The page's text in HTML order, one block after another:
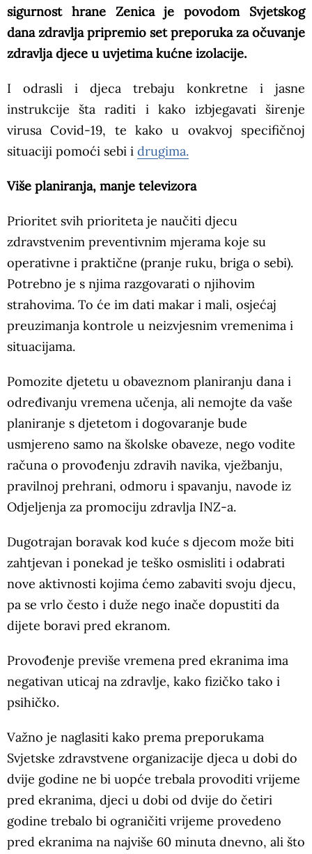
sigurnost hrane Zenica je povodom Svjetskog
dana zdravlja pripremio set preporuka za očuvanje
zdravlja djece u uvjetima kućne izolacije.
I odrasli i djeca trebaju konkretne i jasne
instrukcije šta raditi i kako izbjegavati širenje
virusa Covid-19, te kako u ovakvoj specifičnoj
situaciji pomoći sebi i drugima.
Više planiranja, manje televizora
Prioritet svih prioriteta je naučiti djecu
zdravstvenim preventivnim mjerama koje su
operativne i praktične (pranje ruku, briga o sebi).
Potrebno je s njima razgovarati o njihovim
strahovima. To će im dati makar i mali, osjećaj
preuzimanja kontrole u neizvjesnim vremenima i
situacijama.
Pomozite djetetu u obaveznom planiranju dana i
određivanju vremena učenja, ali nemojte da vaše
planiranje s djetetom i dogovaranje bude
usmjereno samo na školske obaveze, nego vodite
računa o provođenju zdravih navika, vježbanju,
pravilnoj prehrani, odmoru i spavanju, navode iz
Odjeljenja za promociju zdravlja INZ-a.
Dugotrajan boravak kod kuće s djecom može biti
zahtjevan i ponekad je teško osmisliti i odabrati
nove aktivnosti kojima ćemo zabaviti svoju djecu,
pa se vrlo često i duže nego inače dopustiti da
dijete boravi pred ekranom.
Provođenje previše vremena pred ekranima ima
negativan uticaj na zdravlje, kako fizičko tako i
psihičko.
Važno je naglasiti kako prema preporukama
Svjetske zdravstvene organizacije djeca u dobi do
dvije godine ne bi uopće trebala provoditi vrijeme
pred ekranima, djeci u dobi od dvije do četiri
godine trebalo bi ograničiti vrijeme provedeno
pred ekranima na najviše 60 minuta dnevno, ali što